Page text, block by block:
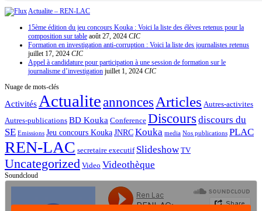
Actualite – REN-LAC
15ème édition du jeu concours Kouka : Voici la liste des élèves retenus pour la
composition sur table août 27, 2024 CIC
Formation en investigation anti-corruption : Voici la liste des journalistes retenus
juillet 17, 2024 CIC
Appel à candidature pour participation à une session de formation sur le
journalisme d’investigation juillet 1, 2024 CIC
Nuage de mots-clés
Activités Actualiteannonces Articles Autres-activites
Autres-publications BD Kouka Conference Discours discours du
SE Emissions Jeu concours KoukaJNRCKouka media Nos publications PLAC
REN-LAC secretaire executif Slideshow TV
Uncategorized Video Videothèque
Soundcloud